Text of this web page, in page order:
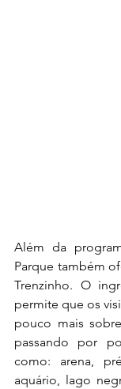
Além da
Parque também
Trenzinho. O
permite que os
pouco mais
passando por
como: arena,
aquário, lago